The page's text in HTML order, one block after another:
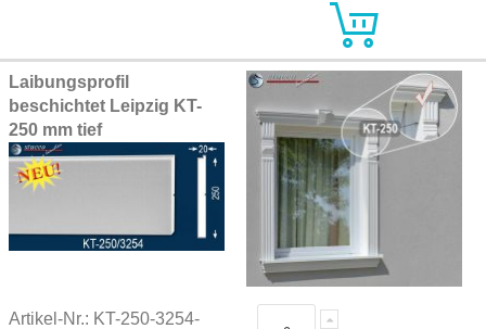
Laibungsprofil
beschichtet Leipzig KT-
250 mm tief
Artikel-Nr.: KT-250-3254-